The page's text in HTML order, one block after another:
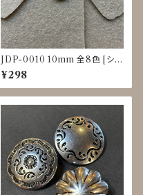
JDP-0010 10mm 全8色 [シェ
ル調][裏足ボタン][ブラウス]
¥298